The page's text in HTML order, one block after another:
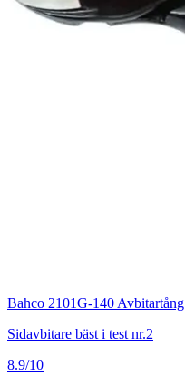
Bahco 2101G-140 Avbitartång
Sidavbitare bäst i test nr.2
8.9/10